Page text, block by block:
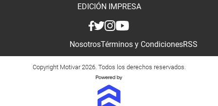
EDICIÓN IMPRESA
NosotrosTérminos y CondicionesRSS
Copyright Motivar 2026. Todos los derechos reservados.